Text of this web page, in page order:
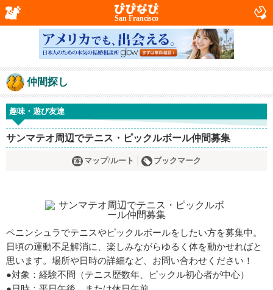
San Francisco
仲間探し
趣味・遊び友達
サンマテオ周辺でテニス・ピックルボール仲間募集
マップ/ルート ブックマーク
ペニンシュラでテニスやピックルボールをしたい方を募集中。
日頃の運動不足解消に、楽しみながらゆるく体を動かせればと
思います。場所や日時の詳細など、お問い合わせください！
●対象：経験不問（テニス歴数年、ピックル初心者が中心）